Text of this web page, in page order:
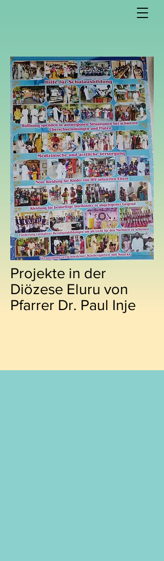
Projekte in der
Diözese Eluru von
Pfarrer Dr. Paul Inje